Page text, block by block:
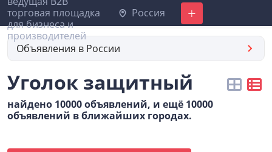
Россия Добавить
Объявления в России
Уголок защитный
найдено 10000 объявлений, и ещё 10000
объявлений в ближайших городах.